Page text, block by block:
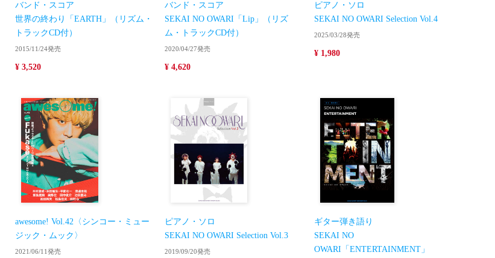
バンド・スコア
世界の終わり「EARTH」（リズム・
トラックCD付）
2015/11/24発売
¥ 3,520
バンド・スコア
SEKAI NO OWARI「Lip」（リズ
ム・トラックCD付）
2020/04/27発売
¥ 4,620
ピアノ・ソロ
SEKAI NO OWARI Selection Vol.4
2025/03/28発売
¥ 1,980
awesome! Vol.42〈シンコー・ミュー
ジック・ムック〉
2021/06/11発売
ピアノ・ソロ
SEKAI NO OWARI Selection Vol.3
2019/09/20発売
ギター弾き語り
SEKAI NO
OWARI「ENTERTAINMENT」